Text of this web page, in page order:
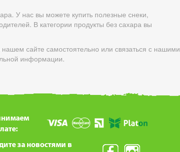
У нас вы можете купить полезные снеки,
В категории продукты без сахара вы
сайте самостоятельно или связаться с нашими
информации.
за новостями в